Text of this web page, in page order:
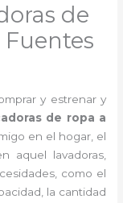
de
y estrenar y
de ropa a
en el hogar, el
aquel lavadoras,
como el
la cantidad